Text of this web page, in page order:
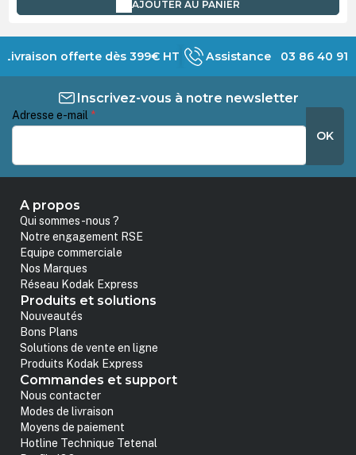
AJOUTER AU PANIER
Livraison offerte dès 399€ HT Assistance 03 86 40 91
Inscrivez-vous à notre newsletter
Adresse e-mail *
OK
A propos
Qui sommes-nous ?
Notre engagement RSE
Equipe commerciale
Nos Marques
Réseau Kodak Express
Produits et solutions
Nouveautés
Bons Plans
Solutions de vente en ligne
Produits Kodak Express
Commandes et support
Nous contacter
Modes de livraison
Moyens de paiement
Hotline Technique Tetenal